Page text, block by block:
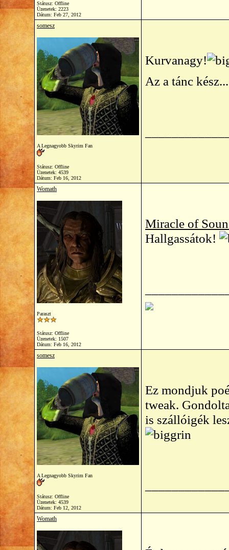
Státusz: Offline
Üzenetek: 2223
Dátum: Feb 27, 2012
somesz
A Legnagyobb Skyrim Fan
Státusz: Offline
Üzenetek: 4539
Dátum: Feb 16, 2012
Kurvanagy!
Az a tánc
Womath
Paraszt
Státusz: Offline
Üzenetek: 1507
Dátum: Feb 16, 2012
Miracle of
Hallgassátok!
somesz
A Legnagyobb Skyrim Fan
Státusz: Offline
Üzenetek: 4539
Dátum: Feb 12, 2012
Ez mondjuk
tweak.
is szállóigék
Womath